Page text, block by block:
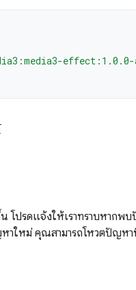
effect:1.0.0-
โปรดแจ้งให้เราทราบหากพ
าใหม่ คุณสามารถโหวตปัญหา